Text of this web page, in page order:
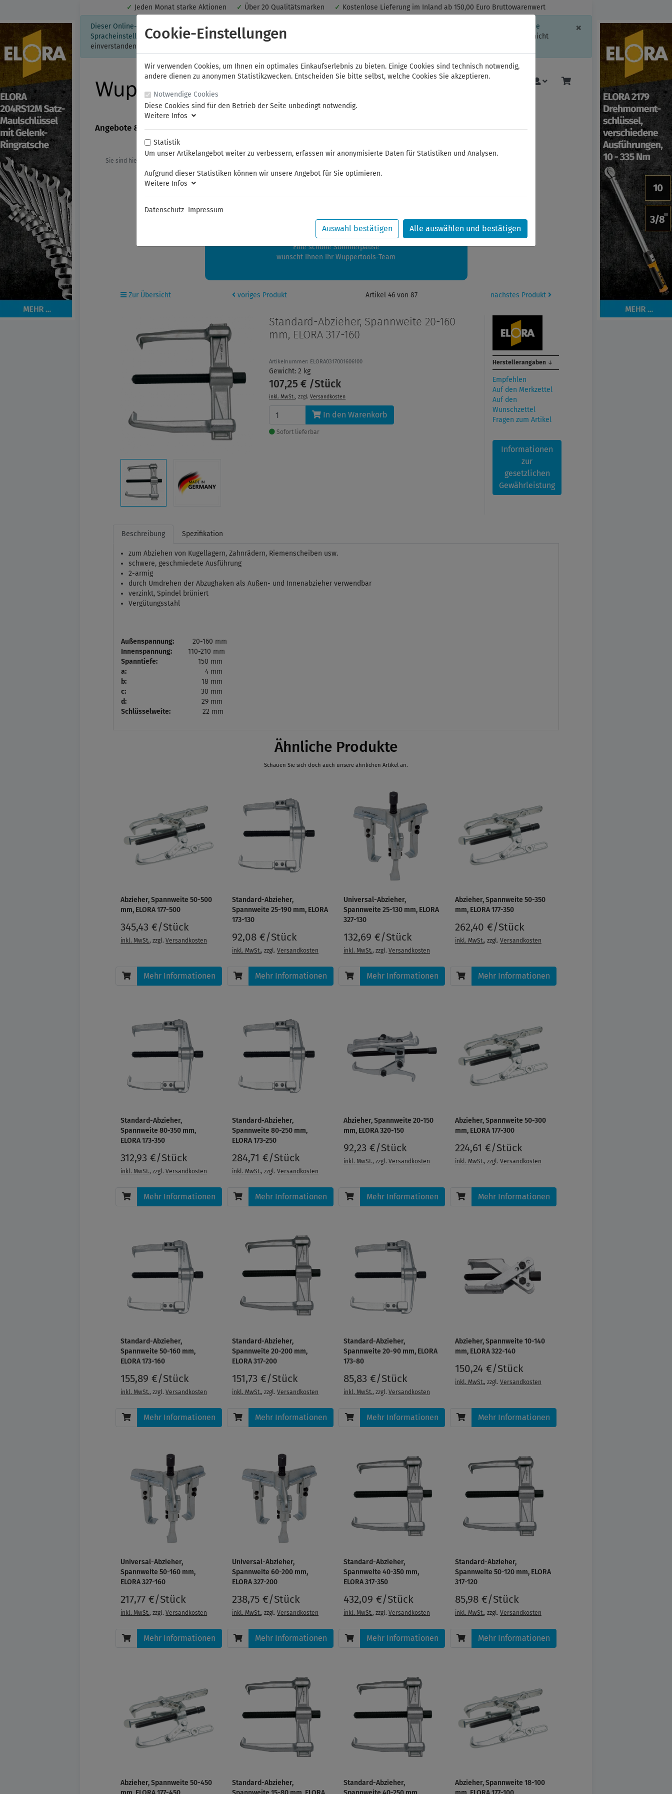
✓ Jeden Monat starke Aktionen ✓ Über 20 Qualitätsmarken ✓ Kostenlose Lieferung im Inland ab 150,00 Euro Bruttowarenwert
× Schließen
Dieser Online-Shop verwendet Cookies für ein optimales Einkaufserlebnis. Dabei werden beispielsweise die Session-Informationen oder die
Spracheinstellung auf Ihrem Rechner gespeichert. Ohne Cookies ist der Funktionsumfang des Online-Shops eingeschränkt.
Sind Sie damit nicht
einverstanden, klicken Sie bitte hier.
Angebote & Neuheiten FAMAG NWS ELORA FELO Bauer & Böcker Mehr
Sie sind hier:
Sommerferien
zwischen 28.07.2026 und 21.08.2026 machen auch wir Urlaub.
Ihre Bestellungen in diesem Zeitraum werden ab dem 24.08.2026 verschickt.
Eine schöne Sommerpause
wünscht Ihnen Ihr Wuppertools-Team
Zur Übersicht voriges Produkt Artikel 46 von 87 nächstes Produkt
Standard-Abzieher, Spannweite 20-160
mm, ELORA 317-160
Artikelnummer: ELORA0317001606100
Gewicht: 2 kg
107,25 € /Stück
inkl. MwSt., zzgl.Versandkosten
In den Warenkorb
Sofort lieferbar
Herstellerangaben ↓
Empfehlen
Auf den Merkzettel
Auf den
Wunschzettel
Fragen zum Artikel
Informationen
zur
gesetzlichen
Gewährleistung
Beschreibung Spezifikation
zum Abziehen von Kugellagern, Zahnrädern, Riemenscheiben usw.
schwere, geschmiedete Ausführung
2-armig
durch Umdrehen der Abzughaken als Außen- und Innenabzieher verwendbar
verzinkt, Spindel brüniert
Vergütungsstahl
Außenspannung:
20-160 mm
Innenspannung:
110-210 mm
Spanntiefe:
150 mm
a:
4 mm
b:
18 mm
c:
30 mm
d:
29 mm
Schlüsselweite:
22 mm
Ähnliche Produkte
Schauen Sie sich doch auch unsere ähnlichen Artikel an.
Abzieher, Spannweite 50-500
mm, ELORA 177-500
345,43 €/Stück
inkl. MwSt., zzgl.Versandkosten
Mehr Informationen
Standard-Abzieher,
Spannweite 25-190 mm, ELORA
173-130
92,08 €/Stück
inkl. MwSt., zzgl.Versandkosten
Mehr Informationen
Universal-Abzieher,
Spannweite 25-130 mm, ELORA
327-130
132,69 €/Stück
inkl. MwSt., zzgl. Versandkosten
Mehr Informationen
Abzieher, Spannweite 50-350
mm, ELORA 177-350
262,40 €/Stück
inkl. MwSt., zzgl. Versandkosten
Mehr Informationen
Standard-Abzieher,
Spannweite 80-350 mm,
ELORA 173-350
312,93 €/Stück
inkl. MwSt., zzgl.Versandkosten
Mehr Informationen
Standard-Abzieher,
Spannweite 80-250 mm,
ELORA 173-250
284,71 €/Stück
inkl. MwSt., zzgl.Versandkosten
Mehr Informationen
Abzieher, Spannweite 20-150
mm, ELORA 320-150
92,23 €/Stück
inkl. MwSt., zzgl. Versandkosten
Mehr Informationen
Abzieher, Spannweite 50-300
mm, ELORA 177-300
224,61 €/Stück
inkl. MwSt., zzgl. Versandkosten
Mehr Informationen
Standard-Abzieher,
Spannweite 50-160 mm,
ELORA 173-160
155,89 €/Stück
inkl. MwSt., zzgl.Versandkosten
Mehr Informationen
Standard-Abzieher,
Spannweite 20-200 mm,
ELORA 317-200
151,73 €/Stück
inkl. MwSt., zzgl.Versandkosten
Mehr Informationen
Standard-Abzieher,
Spannweite 20-90 mm, ELORA
173-80
85,83 €/Stück
inkl. MwSt., zzgl. Versandkosten
Mehr Informationen
Abzieher, Spannweite 10-140
mm, ELORA 322-140
150,24 €/Stück
inkl. MwSt., zzgl. Versandkosten
Mehr Informationen
Universal-Abzieher,
Spannweite 50-160 mm,
ELORA 327-160
217,77 €/Stück
inkl. MwSt., zzgl.Versandkosten
Mehr Informationen
Universal-Abzieher,
Spannweite 60-200 mm,
ELORA 327-200
238,75 €/Stück
inkl. MwSt., zzgl.Versandkosten
Mehr Informationen
Standard-Abzieher,
Spannweite 40-350 mm,
ELORA 317-350
432,09 €/Stück
inkl. MwSt., zzgl. Versandkosten
Mehr Informationen
Standard-Abzieher,
Spannweite 50-120 mm, ELORA
317-120
85,98 €/Stück
inkl. MwSt., zzgl. Versandkosten
Mehr Informationen
Abzieher, Spannweite 50-450
Standard-Abzieher,
Standard-Abzieher,
Abzieher, Spannweite 18-100
Cookie-Einstellungen
Wir verwenden Cookies, um Ihnen ein optimales Einkaufserlebnis zu bieten. Einige Cookies sind technisch notwendig,
andere dienen zu anonymen Statistikzwecken. Entscheiden Sie bitte selbst, welche Cookies Sie akzeptieren.
Notwendige Cookies
Diese Cookies sind für den Betrieb der Seite unbedingt notwendig.
Weitere Infos
Statistik
Um unser Artikelangebot weiter zu verbessern, erfassen wir anonymisierte Daten für Statistiken und Analysen.
Aufgrund dieser Statistiken können wir unsere Angebot für Sie optimieren.
Weitere Infos
Datenschutz Impressum
Auswahl bestätigen Alle auswählen und bestätigen